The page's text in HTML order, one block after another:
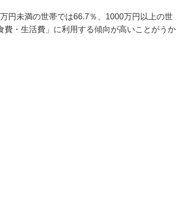
円未満の世帯では66.7％、1000万円以上の世
・生活費」に利用する傾向が高いことがうか